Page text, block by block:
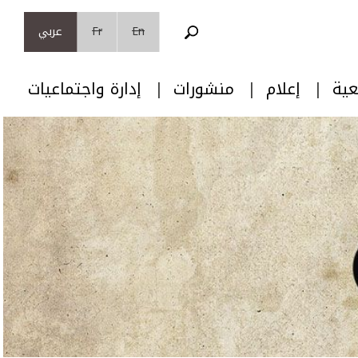
En
Fr عربي
إعلام منشورات إدارة واجتماعيات